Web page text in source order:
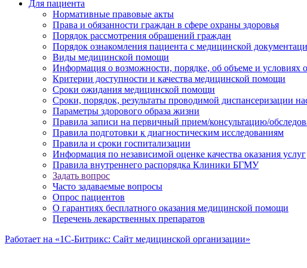
Для пациента
Нормативные правовые акты
Права и обязанности граждан в сфере охраны здоровья
Порядок рассмотрения обращений граждан
Порядок ознакомления пациента с медицинской
Виды медицинской помощи
Информация о возможности, порядке, об объеме и
Критерии доступности и качества медицинской помощи
Сроки ожидания медицинской помощи
Сроки, порядок, результаты проводимой диспансеризации
Параметры здорового образа жизни
Правила записи на первичный прием/консультацию/
Правила подготовки к диагностическим исследованиям
Правила и сроки госпитализации
Информация по независимой оценке качества оказания услуг
Правила внутреннего распорядка Клиники БГМУ
Задать вопрос
Часто задаваемые вопросы
Опрос пациентов
О гарантиях бесплатного оказания медицинской помощи
Перечень лекарственных препаратов
Работает на «1С-Битрикс: Сайт медицинской организации»